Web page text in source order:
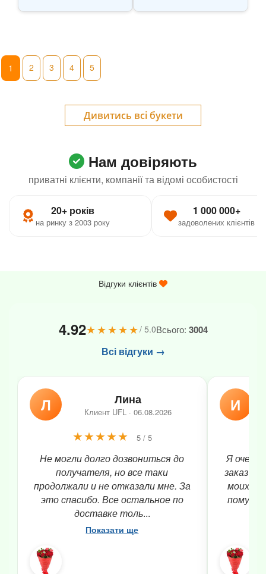
1 2 3 4 5
Дивитись всі букети
Нам довіряють
приватні клієнти, компанії та відомі особистості
20+ років
на ринку з 2003 року
1 000 000+
задоволених клієнтів
Відгуки клієнтів
4.92★★★★★/ 5.0Всього: 3004
Всі відгуки →
Л Лина
Клиент UFL · 06.08.2026
★★★★★ 5 / 5
Не могли долго дозвониться до
получателя, но все таки
продолжали и не отказали мне. За
это спасибо. Все остальное по
доставке толь...
Показати ще
И
Я очень
заказ
моих